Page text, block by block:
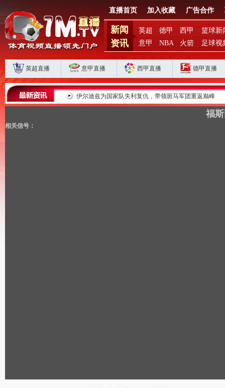
直播首页 加入收藏 广告合作
新闻
资讯
英超 德甲 西甲
篮球新
意甲
NBA 火箭 足球视
英超直播 意甲直播 西甲直播 德甲直播
扣分时代生存 伊尔迪兹为国家队失利复仇，带领斑马军团重返巅峰
福
相关信号：